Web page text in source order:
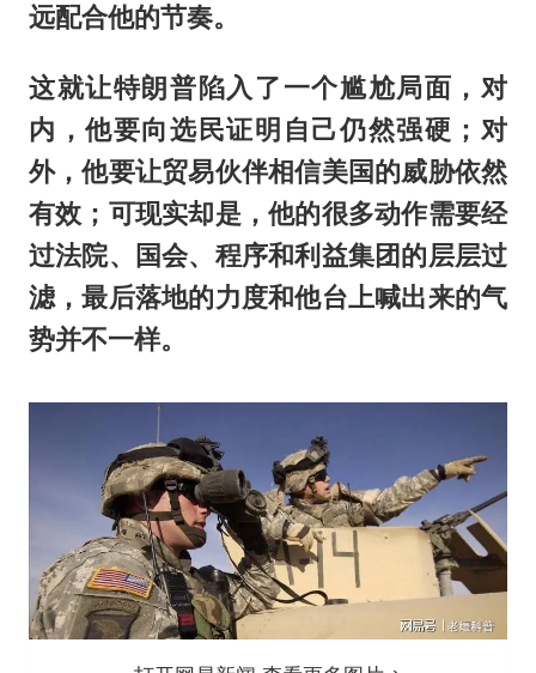
远配合他的节奏。
这就让特朗普陷入了一个尴尬局面，对
内，他要向选民证明自己仍然强硬；对
外，他要让贸易伙伴相信美国的威胁依然
有效；可现实却是，他的很多动作需要经
过法院、国会、程序和利益集团的层层过
滤，最后落地的力度和他台上喊出来的气
势并不一样。